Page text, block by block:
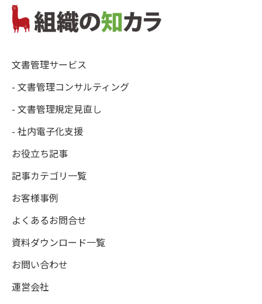
文書管理サービス
- 文書管理コンサルティング
- 文書管理規定見直し
- 社内電子化支援
お役立ち記事
記事カテゴリ一覧
お客様事例
よくあるお問合せ
資料ダウンロード一覧
お問い合わせ
運営会社